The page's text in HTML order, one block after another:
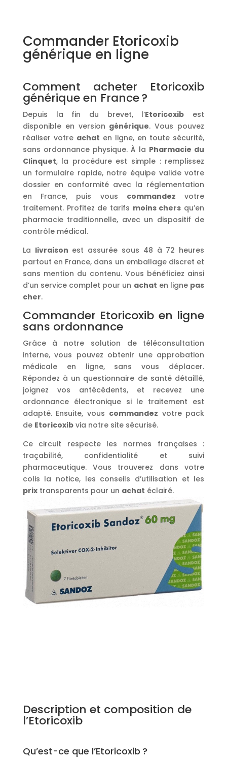
Commander Etoricoxib
générique en ligne
Comment acheter Etoricoxib
générique en France ?
Depuis la fin du brevet, l’Etoricoxib est
disponible en version générique. Vous pouvez
réaliser votre achat en ligne, en toute sécurité,
sans ordonnance physique. À la Pharmacie du
Clinquet, la procédure est simple : remplissez
un formulaire rapide, notre équipe valide votre
dossier en conformité avec la réglementation
en France, puis vous commandez votre
traitement. Profitez de tarifs moins chers qu’en
pharmacie traditionnelle, avec un dispositif de
contrôle médical.
La livraison est assurée sous 48 à 72 heures
partout en France, dans un emballage discret et
sans mention du contenu. Vous bénéficiez ainsi
d’un service complet pour un achat en ligne pas
cher.
Commander Etoricoxib en ligne
sans ordonnance
Grâce à notre solution de téléconsultation
interne, vous pouvez obtenir une approbation
médicale en ligne, sans vous déplacer.
Répondez à un questionnaire de santé détaillé,
joignez vos antécédents, et recevez une
ordonnance électronique si le traitement est
adapté. Ensuite, vous commandez votre pack
de Etoricoxibvia notre site sécurisé.
Ce circuit respecte les normes françaises :
traçabilité, confidentialité et suivi
pharmaceutique. Vous trouverez dans votre
colis la notice, les conseils d’utilisation et les
prixtransparents pour un achat éclairé.
Description et composition de
l’Etoricoxib
Qu’est-ce que l’Etoricoxib ?